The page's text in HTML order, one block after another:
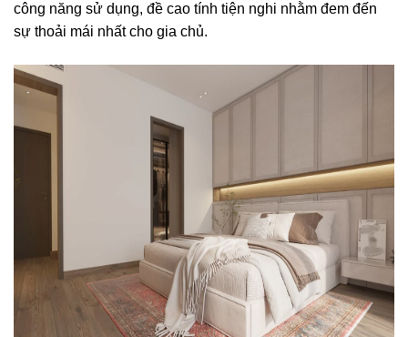
công năng sử dụng, đề cao tính tiện nghi nhằm đem đến
sự thoải mái nhất cho gia chủ.